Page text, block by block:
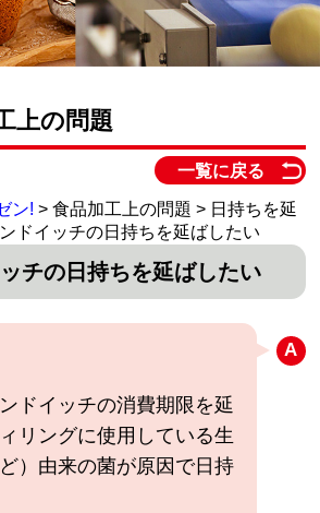
上の問題
一覧に戻る
ン! > 食品加工上の問題 > 日持ちを延
ドイッチの日持ちを延ばしたい
チの日持ちを延ばしたい
ドイッチの消費期限を延
リングに使用している生
）由来の菌が原因で日持